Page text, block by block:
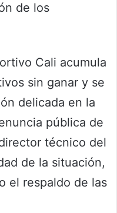
de los
Cali acumula
sin ganar y se
delicada en la
pública de
técnico del
de la situación,
el respaldo de las